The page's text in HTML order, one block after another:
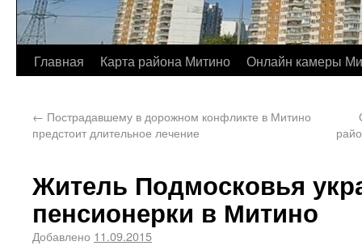
Главная Карта района Митино Онлайн камеры
← Пострадавшему в дорожном конфликте в Митино
предстоит длительное лечение
Житель Подмосковья
пенсионерки в Митино
Добавлено 11.09.2015